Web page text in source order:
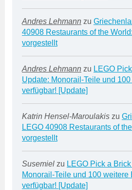
Andres Lehmann zu
40908 Restaurants of the
vorgestellt
Andres Lehmann zu LEGO
Update: Monorail-Teile und
verfügbar! [Update]
Katrin Hensel-Maroulakis zu
LEGO 40908 Restaurants of
vorgestellt
Susemiel zu LEGO Pick a
Monorail-Teile und 100 weitere
verfügbar! [Update]